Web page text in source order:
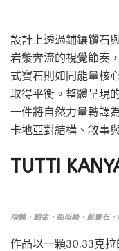
設計上透過鋪鑲鑽石
岩漿奔流的視覺節奏
式寶石則如同能量核
取得平衡。整體呈現
一件將自然力量轉譯
卡地亞對結構、敘事
TUTTI
項鍊，鉑金，祖母綠，藍寶石，
作品以一顆30.33克拉